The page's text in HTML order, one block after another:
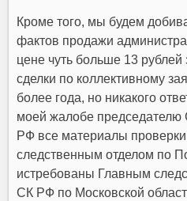
Кроме того, мы будем
фактов продажи
цене чуть больше 13 рублей
сделки по коллективному
более года, но никакого
моей жалобе председателю
РФ все материалы
следственным отделом по
истребованы Главным
СК РФ по Московской